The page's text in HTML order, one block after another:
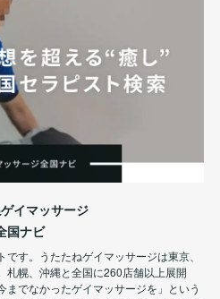
イマッサージ
国ナビ
す。うたたねゲイマッサージは東京、
札幌、沖縄と全国に260店舗以上展開
でなかったゲイマッサージを」という